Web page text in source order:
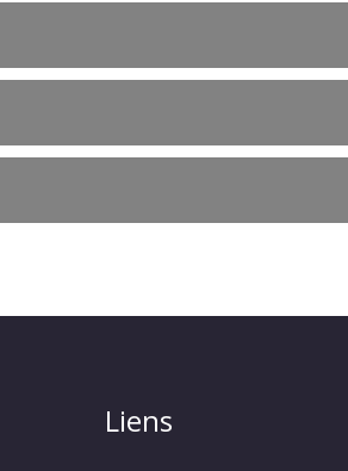
Liens